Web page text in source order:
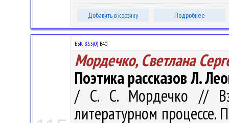
Добавить в корзину Подробнее
ББК 83.3(0) В40
Мордечко, Светлана
Поэтика рассказов Л.
/ С. С. Мордечко //
литературном процессе.